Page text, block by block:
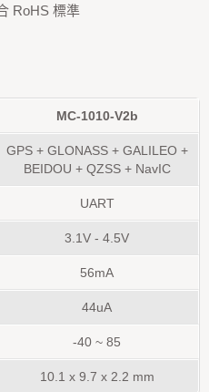
RoHS 標準
MC-1010-V2b
GPS + GLONASS + GALILEO +
BEIDOU + QZSS + NavIC
UART
3.1V - 4.5V
56mA
44uA
-40 ~ 85
10.1 x 9.7 x 2.2 mm